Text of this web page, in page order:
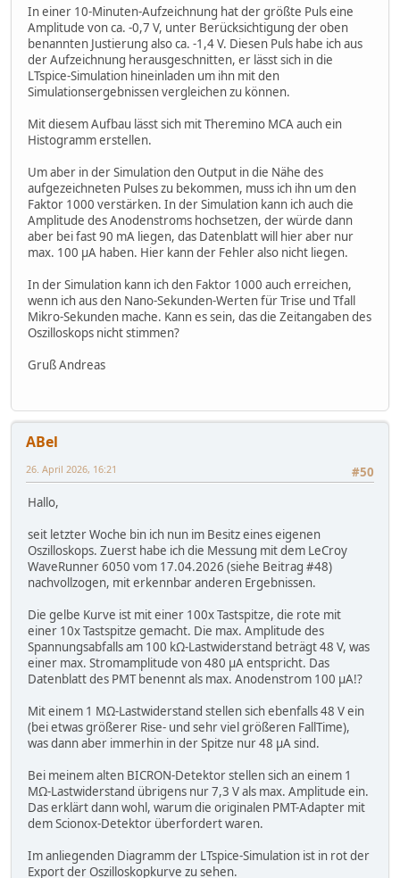
In einer 10-Minuten-Aufzeichnung hat der größte Puls eine
Amplitude von ca. -0,7 V, unter Berücksichtigung der oben
benannten Justierung also ca. -1,4 V. Diesen Puls habe ich aus
der Aufzeichnung herausgeschnitten, er lässt sich in die
LTspice-Simulation hineinladen um ihn mit den
Simulationsergebnissen vergleichen zu können.
Mit diesem Aufbau lässt sich mit Theremino MCA auch ein
Histogramm erstellen.
Um aber in der Simulation den Output in die Nähe des
aufgezeichneten Pulses zu bekommen, muss ich ihn um den
Faktor 1000 verstärken. In der Simulation kann ich auch die
Amplitude des Anodenstroms hochsetzen, der würde dann
aber bei fast 90 mA liegen, das Datenblatt will hier aber nur
max. 100 µA haben. Hier kann der Fehler also nicht liegen.
In der Simulation kann ich den Faktor 1000 auch erreichen,
wenn ich aus den Nano-Sekunden-Werten für Trise und Tfall
Mikro-Sekunden mache. Kann es sein, das die Zeitangaben des
Oszilloskops nicht stimmen?
Gruß Andreas
ABel
#50
26. April 2026, 16:21
Hallo,
seit letzter Woche bin ich nun im Besitz eines eigenen
Oszilloskops. Zuerst habe ich die Messung mit dem LeCroy
WaveRunner 6050 vom 17.04.2026 (siehe Beitrag #48)
nachvollzogen, mit erkennbar anderen Ergebnissen.
Die gelbe Kurve ist mit einer 100x Tastspitze, die rote mit
einer 10x Tastspitze gemacht. Die max. Amplitude des
Spannungsabfalls am 100 kΩ-Lastwiderstand beträgt 48 V, was
einer max. Stromamplitude von 480 µA entspricht. Das
Datenblatt des PMT benennt als max. Anodenstrom 100 µA!?
Mit einem 1 MΩ-Lastwiderstand stellen sich ebenfalls 48 V ein
(bei etwas größerer Rise- und sehr viel größeren FallTime),
was dann aber immerhin in der Spitze nur 48 µA sind.
Bei meinem alten BICRON-Detektor stellen sich an einem 1
MΩ-Lastwiderstand übrigens nur 7,3 V als max. Amplitude ein.
Das erklärt dann wohl, warum die originalen PMT-Adapter mit
dem Scionox-Detektor überfordert waren.
Im anliegenden Diagramm der LTspice-Simulation ist in rot der
Export der Oszilloskopkurve zu sehen.